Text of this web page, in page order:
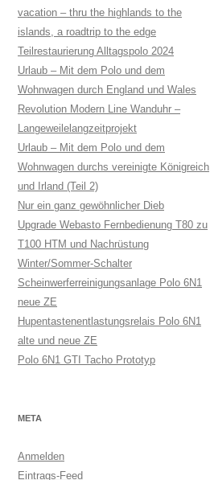
vacation – thru the highlands to the
islands, a roadtrip to the edge
Teilrestaurierung Alltagspolo 2024
Urlaub – Mit dem Polo und dem
Wohnwagen durch England und Wales
Revolution Modern Line Wanduhr –
Langeweilelangzeitprojekt
Urlaub – Mit dem Polo und dem
Wohnwagen durchs vereinigte Königreich
und Irland (Teil 2)
Nur ein ganz gewöhnlicher Dieb
Upgrade Webasto Fernbedienung T80 zu
T100 HTM und Nachrüstung
Winter/Sommer-Schalter
Scheinwerferreinigungsanlage Polo 6N1
neue ZE
Hupentastenentlastungsrelais Polo 6N1
alte und neue ZE
Polo 6N1 GTI Tacho Prototyp
META
Anmelden
Eintrags-Feed